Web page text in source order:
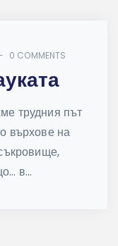
0 COMMENTS
трудния път
върхове на
в...